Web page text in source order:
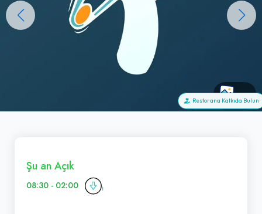
+0
Restorana Katkıda Bulun
Şu an Açık
08:30 - 02:00